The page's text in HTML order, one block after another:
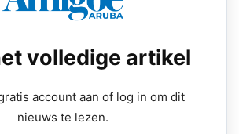
volledige artikel
account aan of log in om dit
nieuws te lezen.